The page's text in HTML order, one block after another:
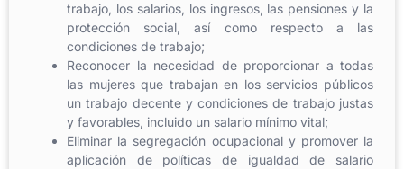
trabajo, los salarios, los ingresos, las pensiones y la
protección social, así como respecto a las
condiciones de trabajo;
Reconocer la necesidad de proporcionar a todas
las mujeres que trabajan en los servicios públicos
un trabajo decente y condiciones de trabajo justas
y favorables, incluido un salario mínimo vital;
Eliminar la segregación ocupacional y promover la
aplicación de políticas de igualdad de salario